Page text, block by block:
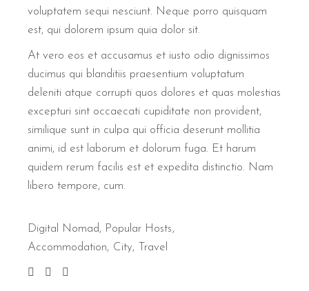
voluptatem sequi nesciunt. Neque porro quisquam
est, qui dolorem ipsum quia dolor sit.
At vero eos et accusamus et iusto odio dignissimos
ducimus qui blanditiis praesentium voluptatum
deleniti atque corrupti quos dolores et quas molestias
excepturi sint occaecati cupiditate non provident,
similique sunt in culpa qui officia deserunt mollitia
animi, id est laborum et dolorum fuga. Et harum
quidem rerum facilis est et expedita distinctio. Nam
libero tempore, cum.
Digital Nomad, Popular Hosts
Accommodation
City Travel